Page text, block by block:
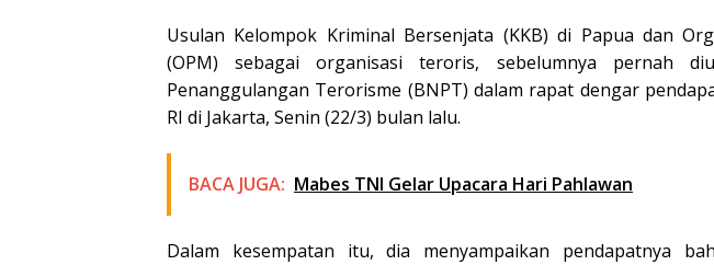
Usulan Kelompok Kriminal Bersenjata (KKB) di Papua dan
(OPM) sebagai organisasi teroris, sebelumnya pernah
Penanggulangan Terorisme (BNPT) dalam rapat dengar
RI di Jakarta, Senin (22/3) bulan lalu.
BACA JUGA: Mabes TNI Gelar Upacara Hari Pahlawan
Dalam kesempatan itu, dia menyampaikan pendapatnya